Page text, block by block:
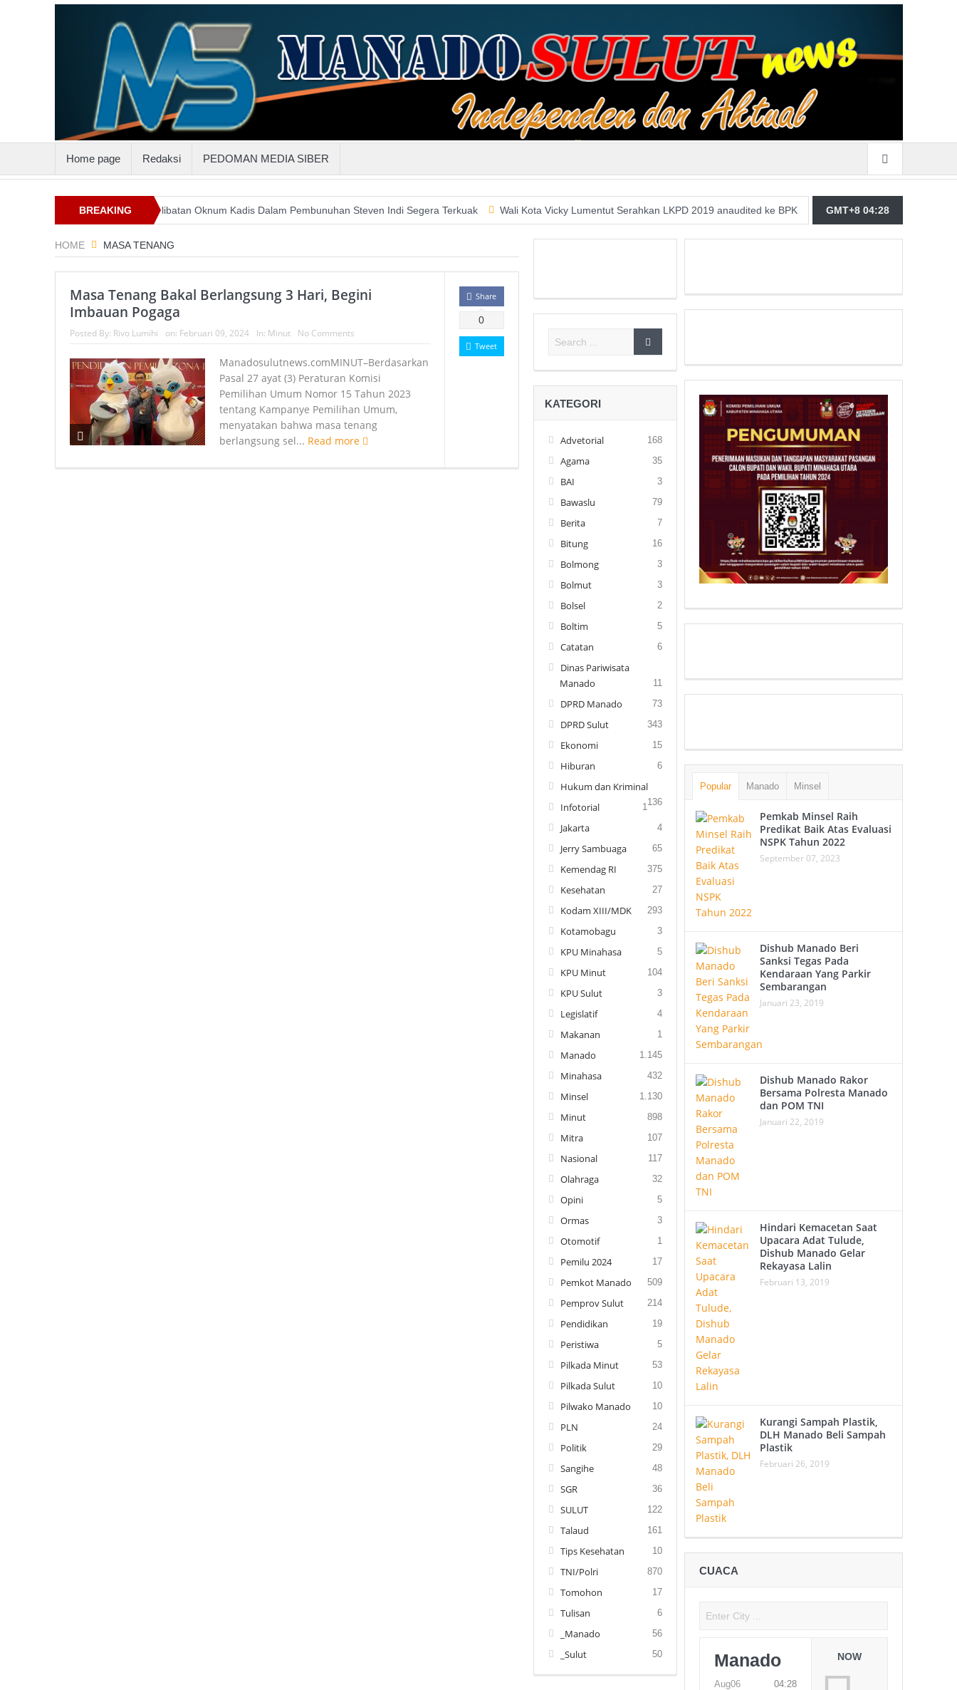
Home page Redaksi PEDOMAN MEDIA SIBER
BREAKING
NEWS
Keterlibatan Oknum Kadis Dalam Pembunuhan Steven Indi Segera Terkuak Wali Kota Vicky Lumentut Serahkan LKPD 2019 anaudited ke BPK Merasa Terpangil, GMBI Wilter Sulut
GMT+8 04:28
HOME MASA TENANG
Masa Tenang Bakal Berlangsung 3 Hari, Begini
Imbauan Pogaga
Posted By: Rivo Lumihi on: Februari 09, 2024 In: Minut No Comments
Manadosulutnews.comMINUT–Berdasarkan
Pasal 27 ayat (3) Peraturan Komisi
Pemilihan Umum Nomor 15 Tahun 2023
tentang Kampanye Pemilihan Umum,
menyatakan bahwa masa tenang
berlangsung sel... Read more
Share
0
Tweet
KATEGORI
Advetorial 168
Agama 35
BAI 3
Bawaslu 79
Berita 7
Bitung 16
Bolmong 3
Bolmut 3
Bolsel 2
Boltim 5
Catatan 6
Dinas Pariwisata
Manado
11
DPRD Manado 73
DPRD Sulut 343
Ekonomi 15
Hiburan 6
Hukum dan Kriminal
136
Infotorial 1
Jakarta 4
Jerry Sambuaga 65
Kemendag RI 375
Kesehatan 27
Kodam XIII/MDK 293
Kotamobagu 3
KPU Minahasa 5
KPU Minut 104
KPU Sulut 3
Legislatif 4
Makanan 1
Manado 1.145
Minahasa 432
Minsel 1.130
Minut 898
Mitra 107
Nasional 117
Olahraga 32
Opini 5
Ormas 3
Otomotif 1
Pemilu 2024 17
Pemkot Manado 509
Pemprov Sulut 214
Pendidikan 19
Peristiwa 5
Pilkada Minut 53
Pilkada Sulut 10
Pilwako Manado 10
PLN 24
Politik 29
Sangihe 48
SGR 36
SULUT 122
Talaud 161
Tips Kesehatan 10
TNI/Polri 870
Tomohon 17
Tulisan 6
_Manado 56
_Sulut 50
Popular Manado Minsel
Pemkab Minsel Raih
Predikat Baik Atas Evaluasi
NSPK Tahun 2022
September 07, 2023
Dishub Manado Beri
Sanksi Tegas Pada
Kendaraan Yang Parkir
Sembarangan
Januari 23, 2019
Dishub Manado Rakor
Bersama Polresta Manado
dan POM TNI
Januari 22, 2019
Hindari Kemacetan Saat
Upacara Adat Tulude,
Dishub Manado Gelar
Rekayasa Lalin
Februari 13, 2019
Kurangi Sampah Plastik,
DLH Manado Beli Sampah
Plastik
Februari 26, 2019
CUACA
Manado
Aug06 04:28
NOW